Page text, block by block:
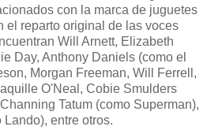
con la marca de juguetes
el reparto original de las voces
Will Arnett, Elizabeth
Day, Anthony Daniels (como el
Morgan Freeman, Will Ferrell,
O'Neal, Cobie Smulders
Tatum (como Superman),
entre otros.